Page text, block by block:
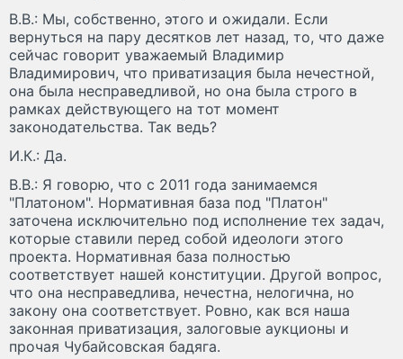
В.В.: Мы, собственно, этого и ожидали. Если
вернуться на пару десятков лет назад, то, что даже
сейчас говорит уважаемый Владимир
Владимирович, что приватизация была нечестной,
она была несправедливой, но она была строго в
рамках действующего на тот момент
законодательства. Так ведь?
И.К.: Да.
В.В.: Я говорю, что с 2011 года занимаемся
"Платоном". Нормативная база под "Платон"
заточена исключительно под исполнение тех задач,
которые ставили перед собой идеологи этого
проекта. Нормативная база полностью
соответствует нашей конституции. Другой вопрос,
что она несправедлива, нечестна, нелогична, но
закону она соответствует. Ровно, как вся наша
законная приватизация, залоговые аукционы и
прочая Чубайсовская бадяга.